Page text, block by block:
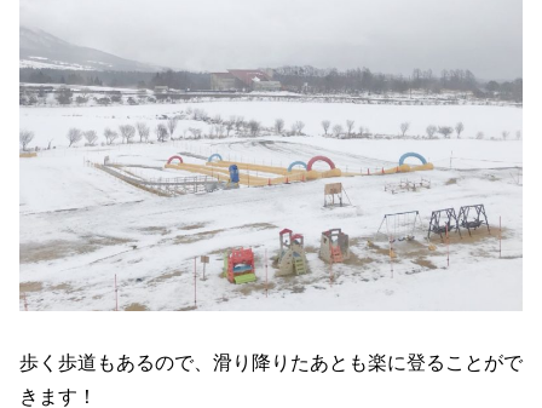
歩く歩道もあるので、滑り降りたあとも楽に登ることがで
きます！